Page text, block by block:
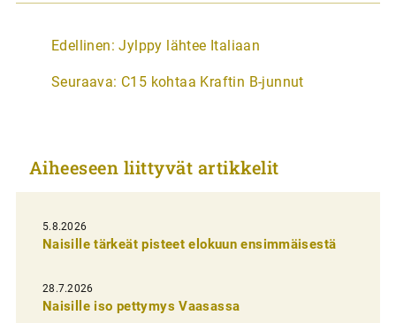
A
t
k
e
l
i
e
n
Edellinen: Jylppy lähtee Italiaan
Seuraava: C15 kohtaa Kraftin B-junnut
Aiheeseen liittyvät artikkelit
5.8.2026
Naisille tärkeät pisteet elokuun ensimmäisestä
28.7.2026
Naisille iso pettymys Vaasassa